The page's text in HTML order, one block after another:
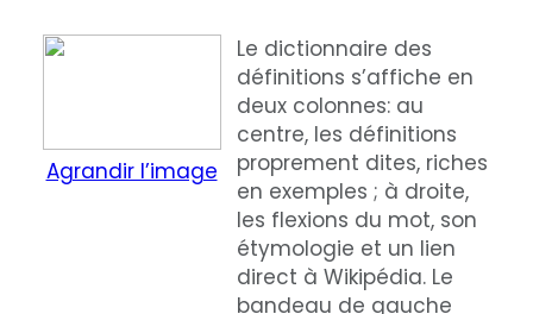
Agrandir l’image
Le dictionnaire des
définitions s’affiche en
deux colonnes: au
centre, les définitions
proprement dites, riches
en exemples ; à droite,
les flexions du mot, son
étymologie et un lien
direct à Wikipédia. Le
bandeau de gauche